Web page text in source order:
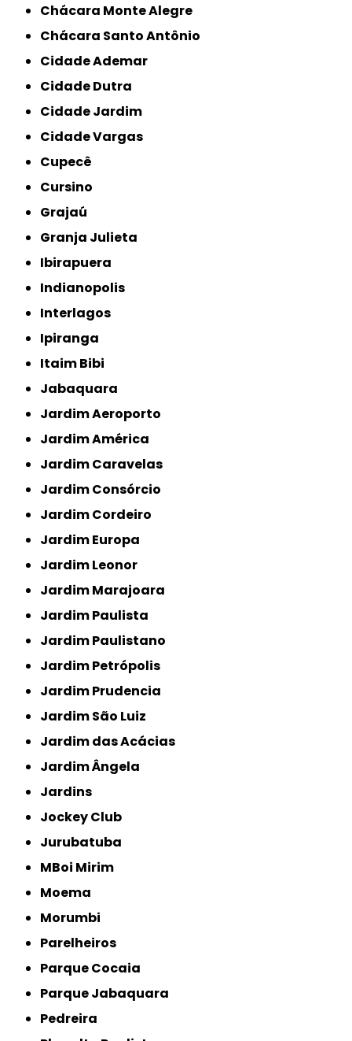
Chácara Monte Alegre
Chácara Santo Antônio
Cidade Ademar
Cidade Dutra
Cidade Jardim
Cidade Vargas
Cupecê
Cursino
Grajaú
Granja Julieta
Ibirapuera
Indianopolis
Interlagos
Ipiranga
Itaim Bibi
Jabaquara
Jardim Aeroporto
Jardim América
Jardim Caravelas
Jardim Consórcio
Jardim Cordeiro
Jardim Europa
Jardim Leonor
Jardim Marajoara
Jardim Paulista
Jardim Paulistano
Jardim Petrópolis
Jardim Prudencia
Jardim São Luiz
Jardim das Acácias
Jardim Ângela
Jardins
Jockey Club
Jurubatuba
MBoi Mirim
Moema
Morumbi
Parelheiros
Parque Cocaia
Parque Jabaquara
Pedreira